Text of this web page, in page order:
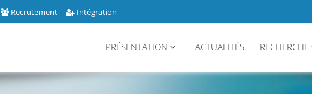
Recrutement Intégration
PRÉSENTATION ACTUALITÉS RECHERCHE